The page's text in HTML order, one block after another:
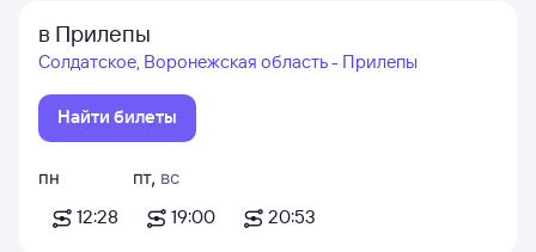
в Прилепы
Солдатское, Воронежская область - Прилепы
Найти билеты
пн
12:28
пт, вс
19:00
20:53